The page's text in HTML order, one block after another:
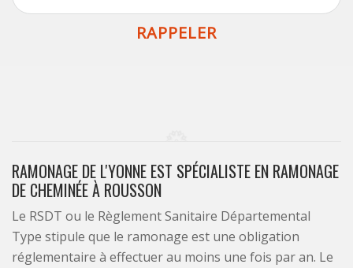
RAMONAGE DE L'YONNE EST SPÉCIALISTE EN RAMONAGE
DE CHEMINÉE À ROUSSON
Le RSDT ou le Règlement Sanitaire Départemental
Type stipule que le ramonage est une obligation
réglementaire à effectuer au moins une fois par an. Le